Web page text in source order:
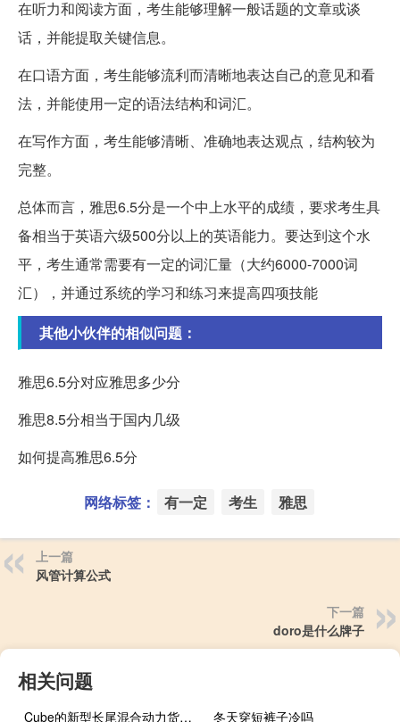
在听力和阅读方面，考生能够理解一般话题的文章或谈
话，并能提取关键信息。
在口语方面，考生能够流利而清晰地表达自己的意见和看
法，并能使用一定的语法结构和词汇。
在写作方面，考生能够清晰、准确地表达观点，结构较为
完整。
总体而言，雅思6.5分是一个中上水平的成绩，要求考生具
备相当于英语六级500分以上的英语能力。要达到这个水
平，考生通常需要有一定的词汇量（大约6000-7000词
汇），并通过系统的学习和练习来提高四项技能
其他小伙伴的相似问题：
雅思6.5分对应雅思多少分
雅思8.5分相当于国内几级
如何提高雅思6.5分
网络标签： 有一定 考生 雅思
上一篇
风管计算公式
下一篇
doro是什么牌子
相关问题
Cube的新型长尾混合动力货运电动自行车非常适合忙碌的城市家庭
冬天穿短裤子冷吗